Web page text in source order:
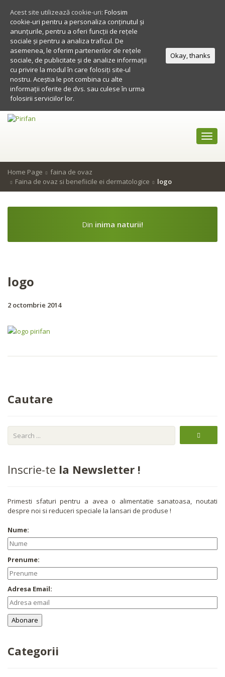
Home Page
faina de ovaz
Faina de ovaz si benefiicile ei dermatologice
logo
Din inima naturii!
logo
2 octombrie 2014
Cautare
Inscrie-te la Newsletter !
Primesti sfaturi pentru a avea o alimentatie sanatoasa, noutati
despre noi si reduceri speciale la lansari de produse !
Nume:
Prenume:
Adresa Email:
Categorii
Acest site utilizează cookie-uri: Folosim
cookie-uri pentru a personaliza conținutul și
anunțurile, pentru a oferi funcții de rețele
sociale și pentru a analiza traficul. De
asemenea, le oferim partenerilor de rețele
sociale, de publicitate și de analize informații
cu privire la modul în care folosiți site-ul
nostru. Aceștia le pot combina cu alte
informații oferite de dvs. sau culese în urma
folosirii serviciilor lor.
Okay, thanks